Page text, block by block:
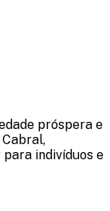
próspera e
Cabral,
indivíduos e